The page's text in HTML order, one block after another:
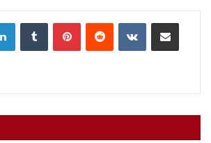
LinkedInTumblr PinterestReddit VKontakteShare via Email